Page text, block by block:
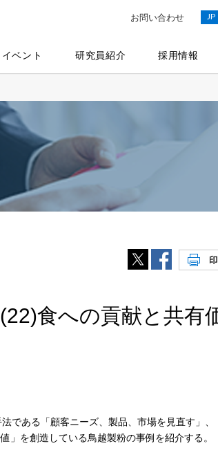
ベント 研究員紹介 採用情報
お問い合わせ JP
食への貢献と共有
である「顧客ニーズ、製品、市場を見直す」、
」を創造している鳥越製粉の事例を紹介する。